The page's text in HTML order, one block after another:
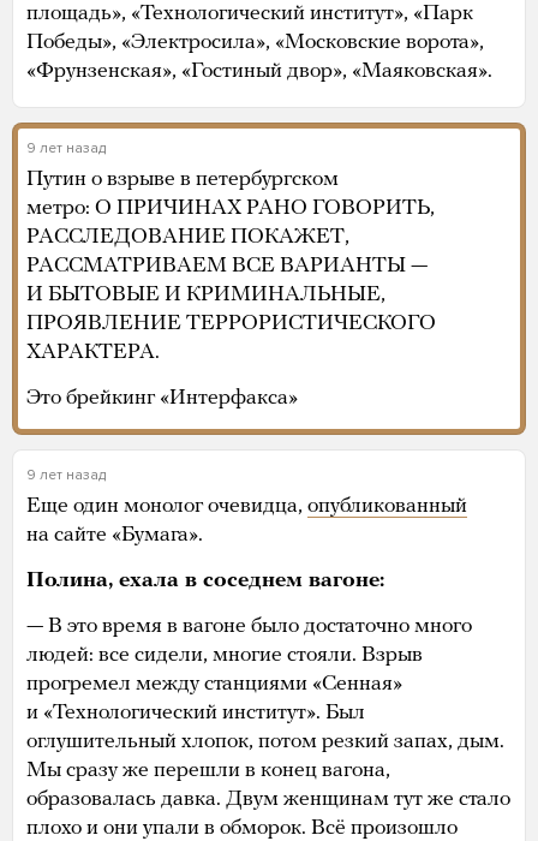
площадь», «Технологический институт», «Парк
Победы», «Электросила», «Московские ворота»,
«Фрунзенская», «Гостиный двор», «Маяковская».
9 лет назад
Путин о взрыве в петербургском
метро: О ПРИЧИНАХ РАНО ГОВОРИТЬ,
РАССЛЕДОВАНИЕ ПОКАЖЕТ,
РАССМАТРИВАЕМ ВСЕ ВАРИАНТЫ —
И БЫТОВЫЕ И КРИМИНАЛЬНЫЕ,
ПРОЯВЛЕНИЕ ТЕРРОРИСТИЧЕСКОГО
ХАРАКТЕРА.
Это брейкинг «Интерфакса»
9 лет назад
Еще один монолог очевидца, опубликованный
на сайте «Бумага».
Полина, ехала в соседнем вагоне:
— В это время в вагоне было достаточно много
людей: все сидели, многие стояли. Взрыв
прогремел между станциями «Сенная»
и «Технологический институт». Был
оглушительный хлопок, потом резкий запах, дым.
Мы сразу же перешли в конец вагона,
образовалась давка. Двум женщинам тут же стало
плохо и они упали в обморок. Всё произошло